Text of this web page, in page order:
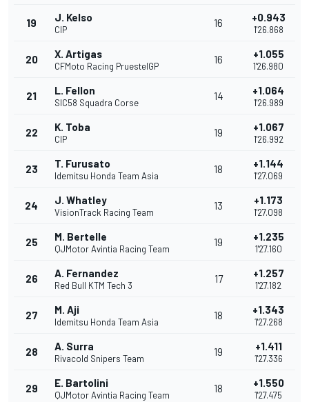
19 J. Kelso
CIP
16 +0.943
1'26.868
20 X. Artigas
CFMoto Racing PruestelGP
16 +1.055
1'26.980
21 L. Fellon
SIC58 Squadra Corse
14 +1.064
1'26.989
22 K. Toba
CIP
19 +1.067
1'26.992
23 T. Furusato
Idemitsu Honda Team Asia
18 +1.144
1'27.069
24 J. Whatley
VisionTrack Racing Team
13 +1.173
1'27.098
25 M. Bertelle
QJMotor Avintia Racing Team
19 +1.235
1'27.160
26 A. Fernandez
Red Bull KTM Tech 3
17 +1.257
1'27.182
27 M. Aji
Idemitsu Honda Team Asia
18 +1.343
1'27.268
28 A. Surra
Rivacold Snipers Team
19 +1.411
1'27.336
29 E. Bartolini
QJMotor Avintia Racing Team
18 +1.550
1'27.475